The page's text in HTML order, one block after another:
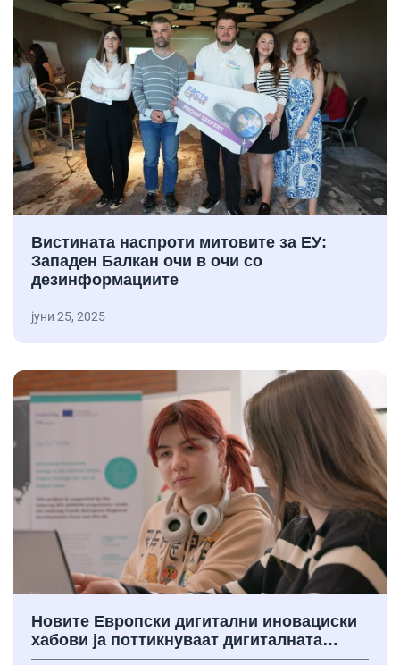
Вистината наспроти митовите за ЕУ:
Западен Балкан очи в очи со
дезинформациите
јуни 25, 2025
Новите Европски дигитални иновациски
хабови ја поттикнуваат дигиталната…